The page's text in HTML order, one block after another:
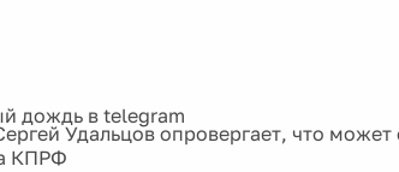
Удальцов опровергает, что
КПРФ